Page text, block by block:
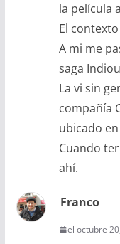
la película
El
A mi me
saga
La vi sin
compañía
ubicado
Cuando
ahí.
Franco
el octubre